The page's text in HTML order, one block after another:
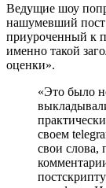
Ведущие шоу
нашумевший пост
приуроченный к
именно такой
оценки».
«Это было
своем
свои слова,